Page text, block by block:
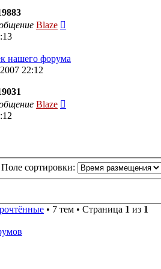
Blaze
нашего форума
22:12
Blaze
Поле сортировки:
• 7 тем • Страница 1 из 1